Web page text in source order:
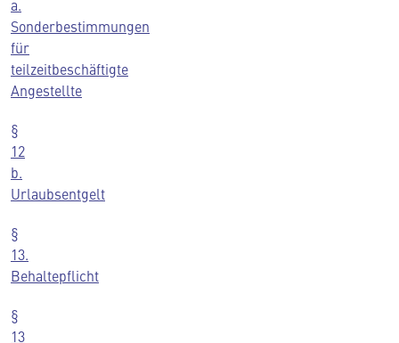
a.
Sonderbestimmungen
für
teilzeitbeschäftigte
Angestellte
§
12
b.
Urlaubsentgelt
§
13.
Behaltepflicht
§
13